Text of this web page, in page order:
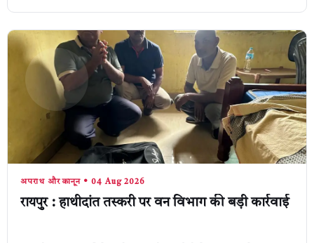
अपराध और कानून • 04 Aug 2026
रायपुर : हाथीदांत तस्करी पर वन विभाग की बड़ी कार्रवाई